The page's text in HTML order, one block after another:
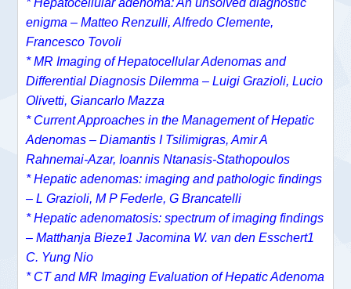
* Hepatocellular adenoma: An unsolved diagnostic
enigma – Matteo Renzulli, Alfredo Clemente,
Francesco Tovoli
* MR Imaging of Hepatocellular Adenomas and
Differential Diagnosis Dilemma – Luigi Grazioli, Lucio
Olivetti, Giancarlo Mazza
* Current Approaches in the Management of Hepatic
Adenomas – Diamantis I Tsilimigras, Amir A
Rahnemai-Azar, Ioannis Ntanasis-Stathopoulos
* Hepatic adenomas: imaging and pathologic findings
– L Grazioli, M P Federle, G Brancatelli
* Hepatic adenomatosis: spectrum of imaging findings
– Matthanja Bieze1 Jacomina W. van den Esschert1
C. Yung Nio
* CT and MR Imaging Evaluation of Hepatic Adenoma